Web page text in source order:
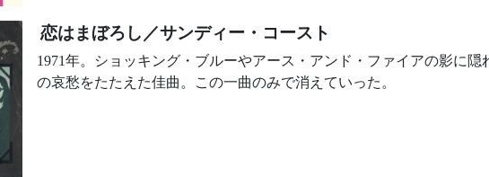
恋はまぼろし／サンディー・コースト
1971年。ショッキング・ブルーやアース・アンド・ファイアの影に
の哀愁をたたえた佳曲。この一曲のみで消えていった。